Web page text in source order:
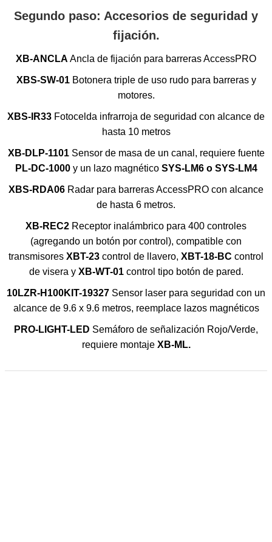
Segundo paso: Accesorios de seguridad y
fijación.
XB-ANCLA Ancla de fijación para barreras AccessPRO
XBS-SW-01Botonera triple de uso rudo para barreras y
motores.
XBS-IR33 Fotocelda infrarroja de seguridad con alcance de
hasta 10 metros
XB-DLP-1101Sensor de masa de un canal, requiere fuente
PL-DC-1000y un lazo magnético SYS-LM6 o SYS-LM4
XBS-RDA06 Radar para barreras AccessPRO con alcance
de hasta 6 metros.
XB-REC2 Receptor inalámbrico para 400 controles
(agregando un botón por control), compatible con
transmisores XBT-23 control de llavero, XBT-18-BC control
de visera y XB-WT-01control tipo botón de pared.
10LZR-H100KIT-19327 Sensor laser para seguridad con un
alcance de 9.6 x 9.6 metros, reemplace lazos magnéticos
PRO-LIGHT-LED Semáforo de señalización Rojo/Verde,
requiere montaje XB-ML.